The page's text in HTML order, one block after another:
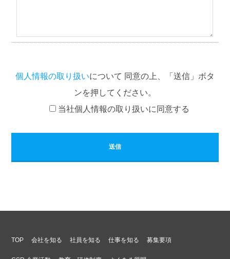
個人情報の取り扱いについて 同意の上、「送信」ボタ
ンを押してください。
当社個人情報の取り扱いに同意する
TOP 会社を知る 社員を知る 仕事を知る 募集要項